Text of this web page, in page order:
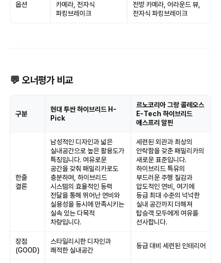
옵션
카메라, 전자식
파킹브레이크
전방 카메라, 어라운드 뷰,
전자식 파킹브레이크
💬 오너평가 비교
구분
현대 투싼 하이브리드 H-
Pick
르노코리아 그랑 콜레오스
E-Tech 하이브리드
에스프리 알핀
한줄
결론
남성적인 디자인과 넓은
실내공간으로 높은 활용도가
특징입니다. 여유로운
공간을 갖춰 패밀리카로도
충분하며, 하이브리드
시스템의 효율적인 동력
전달을 통해 뛰어난 연비와
실용성을 동시에 만족시키는
실속 있는 다목적
차량입니다.
세련된 외관과 최상의
안락함을 갖춘 패밀리카의
새로운 표준입니다.
하이브리드 특유의
부드러운 주행 질감과
압도적인 연비, 여기에
동급 최대 수준의 넉넉한
실내 공간까지 더해져
탑승객 모두에게 여유를
선사합니다.
장점
(GOOD)
스타일리시한 디자인과
쾌적한 실내공간
동급 대비 세련된 인테리어